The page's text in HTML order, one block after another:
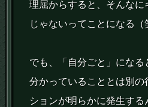
理屈からすると、そんなに
じゃないってことになる（
でも、「自分ごと」にな
分かっていることとは別の
ションが明らかに発生する